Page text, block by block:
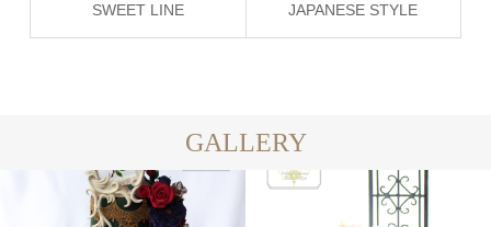
SWEET LINE JAPANESE STYLE
GALLERY